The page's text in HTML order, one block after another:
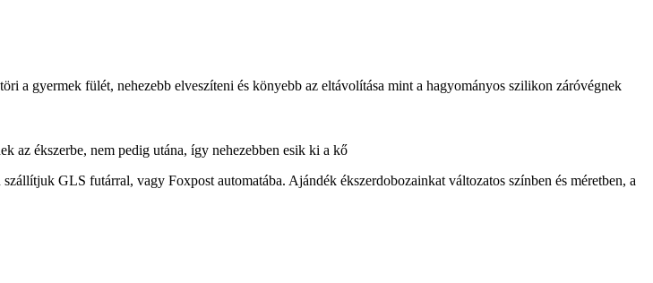
a gyermek fülét, nehezebb elveszíteni és könyebb az eltávolítása mint a hagyományos szilikon záróvégnek
az ékszerbe, nem pedig utána, így nehezebben esik ki a kő
GLS futárral, vagy Foxpost automatába. Ajándék ékszerdobozainkat változatos színben és méretben, a